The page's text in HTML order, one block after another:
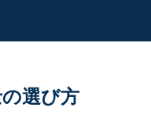
選び方